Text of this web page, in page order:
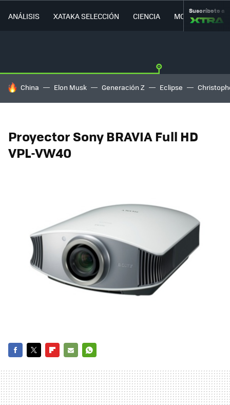
ANÁLISIS XATAKA SELECCIÓN CIENCIA MOVILIDAD
Suscríbete a
HOY SE HABLA DE
China Elon Musk Generación Z Eclipse
Proyector Sony BRAVIA Full HD
VPL-VW40
MAIL